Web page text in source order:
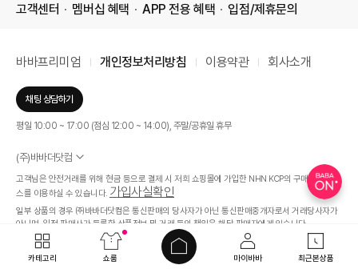
고객센터 멤버십 혜택 APP 전용 혜택 입점/제휴문의
바바프리미엄 개인정보처리방침 이용약관 회사소개
채팅 상담하기
평일 10:00 ~ 17:00 (점심 12:00 ~ 14:00), 주말/공휴일 휴무
(주)바바더닷컴
서울특별시 서초구 신반포로 339, 논현빌딩 (대표이사 : 문인식)
사업자 등록번호 569-86-01308
통신판매업신고번호 제 2019 - 서울 서초 - 1268호
개인정보관리책임자 : 김효영
인증범
위
온라인 쇼핑몰 서비스(바바더닷컴)
고객님은 안전거래를 위해 현금 등으로 결제 시 저희 쇼핑몰에 가입한 NHN KCP의 구매안전 서비
스를 이용하실 수 있습니다. 가입사실확인
일부 상품의 경우 ㈜바바더닷컴은 통신판매의 당사자가 아닌 통신판매중개자로서 거래당사자가
아니며, 입점 판매사가 등록한 상품정보 및 거래 등의 책임은 해당 판매자에게 있습니다.
APP 다운로드
카테고리 쇼룸 마이바바 최근본상품